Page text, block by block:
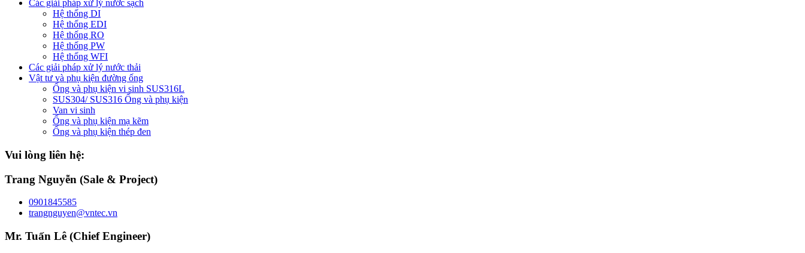
Các giải pháp xử lý nước sạch
Hệ thống DI
Hệ thống EDI
Hệ thống RO
Hệ thống PW
Hệ thống WFI
Các giải pháp xử lý nước thải
Vật tư và phụ kiện đường ống
Ống và phụ kiện vi sinh SUS316L
SUS304/ SUS316 Ống và phụ kiện
Van vi sinh
Ống và phụ kiện mạ kẽm
Ống và phụ kiện thép đen
Vui lòng liên hệ:
Trang Nguyễn (Sale & Project)
0901845585
trangnguyen@vntec.vn
Mr. Tuấn Lê (Chief Engineer)